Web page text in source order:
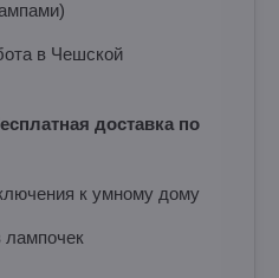
в Чешской
доставка по
к умному дому
лампочек